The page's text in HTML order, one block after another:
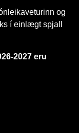
og
í einlægt spjall
2027 eru